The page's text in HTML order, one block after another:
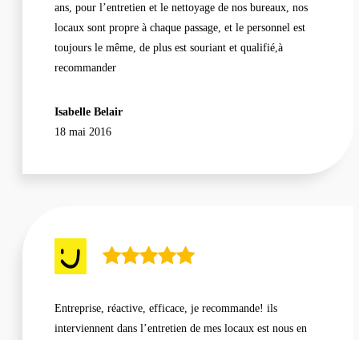
ans, pour l’entretien et le nettoyage de nos bureaux, nos
locaux sont propre à chaque passage, et le personnel est
toujours le même, de plus est souriant et qualifié,à
recommander
Isabelle Belair
18 mai 2016
Entreprise, réactive, efficace, je recommande! ils
interviennent dans l’entretien de mes locaux est nous en